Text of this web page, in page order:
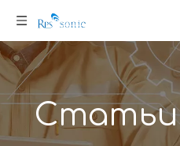
Статьи